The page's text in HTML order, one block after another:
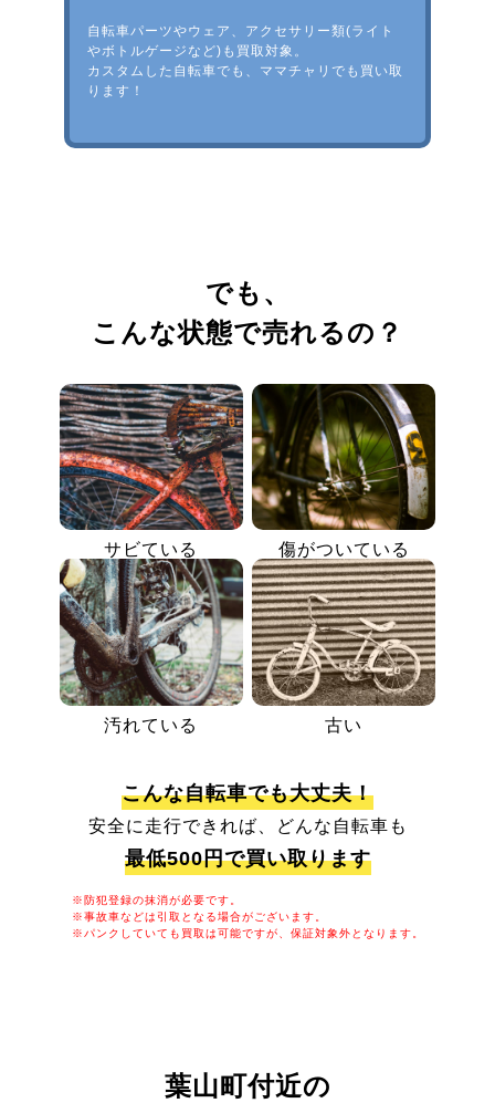
自転車パーツやウェア、アクセサリー類(ライト
やボトルゲージなど)も買取対象。
カスタムした自転車でも、ママチャリでも買い取
ります！
でも、
こんな状態で売れるの？
サビている 傷がついている
汚れている 古い
こんな自転車でも大丈夫！
安全に走行できれば、どんな自転車も
最低500円で買い取ります
※防犯登録の抹消が必要です。
※事故車などは引取となる場合がございます。
※パンクしていても買取は可能ですが、保証対象外となります。
葉山町付近の